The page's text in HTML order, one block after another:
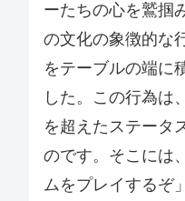
ーたちの心を鷲掴
の文化の象徴的な
をテーブルの端に
した。この行為は
を超えたステータ
のです。そこには
ムをプレイするぞ